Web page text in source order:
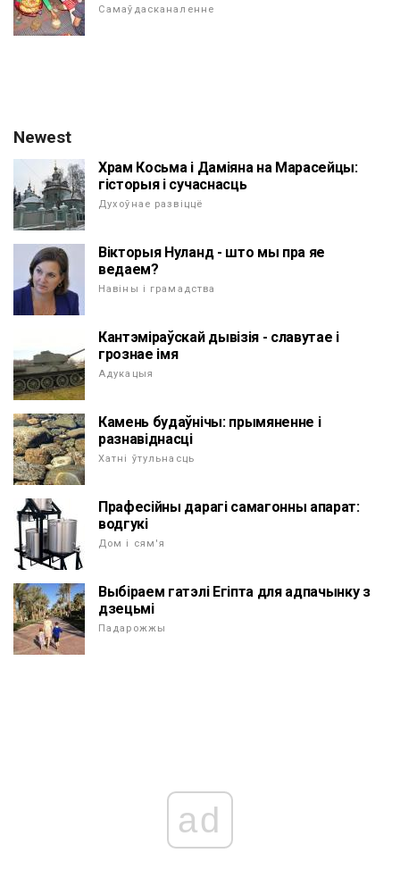
Самаўдасканаленне
Newest
Храм Косьма і Даміяна на Марасейцы:
гісторыя і сучаснасць
Духоўнае развіццё
Вікторыя Нуланд - што мы пра яе
ведаем?
Навіны і грамадства
Кантэміраўскай дывізія - славутае i
грознае імя
Адукацыя
Камень будаўнічы: прымяненне і
разнавіднасці
Хатні ўтульнасць
Прафесійны дарагі самагонны апарат:
водгукі
Дом і сям'я
Выбіраем гатэлі Егіпта для адпачынку з
дзецьмі
Падарожжы
ad